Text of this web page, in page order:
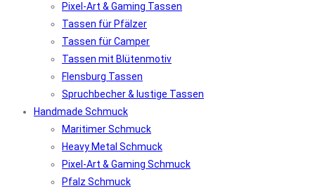
Pixel-Art & Gaming Tassen
Tassen für Pfälzer
Tassen für Camper
Tassen mit Blütenmotiv
Flensburg Tassen
Spruchbecher & lustige Tassen
Handmade Schmuck
Maritimer Schmuck
Heavy Metal Schmuck
Pixel-Art & Gaming Schmuck
Pfalz Schmuck